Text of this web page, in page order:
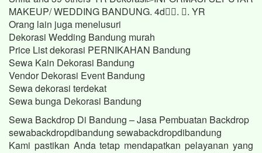
MAKEUP/ WEDDING BANDUNG. 4d󰞋󱟠. 󰟝. YR
Orang lain juga menelusuri
Dekorasi Wedding Bandung murah
Price List dekorasi PERNIKAHAN Bandung
Sewa Kain Dekorasi Bandung
Vendor Dekorasi Event Bandung
Sewa dekorasi terdekat
Sewa bunga Dekorasi Bandung
Sewa Backdrop Di Bandung – Jasa Pembuatan Backdrop
sewabackdropdibandung sewabackdropdibandung
Kami pastikan Anda tetap mendapatkan pelayanan yang